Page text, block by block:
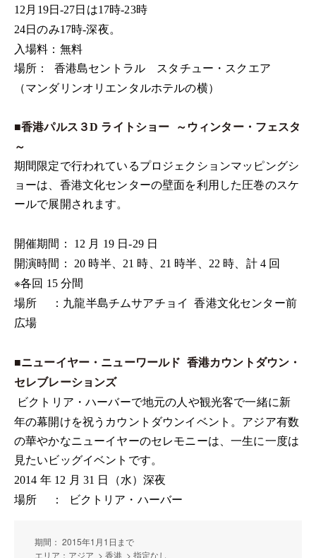
12月 19日-27日は17時-23時
24日のみ17時-深夜。
入場料： 無料
場所：
香港島セントラル スタチュー・スクエア
（マンダリンオリエンタルホテルの横）
■香港パルス３D ライトショー ～ウィンター・フェスタ
～
期間限定で行われているプロジェクションマッピングシ
ョーは、香港文化センターの壁面を利用した圧巻のスケ
ールで展開されます。
開催期間： 12 月 19 日-29 日
開演時間：
20 時半、 21 時、 21 時半、 22 時、計4 回
※各回 15分間
場所
：九龍半島チムサアチョイ 香港文化センター前
広場
■ニューイヤー・ニューワールド 香港カウントダウン・
セレブレーションズ
ビクトリア・ハーバーで地元の人や観光客で一緒に新
年の幕開けを祝うカウントダウンイベント。アジア有数
の華やかなニューイヤーのセレモニーは、一生に一度は
見たいビッグイベントです。
2014 年12 月 31 日（水）深夜
場所
： ビクトリア・ハーバー
期間： 2015年1月1日まで
エリア：アジア > 香港 > 指定なし